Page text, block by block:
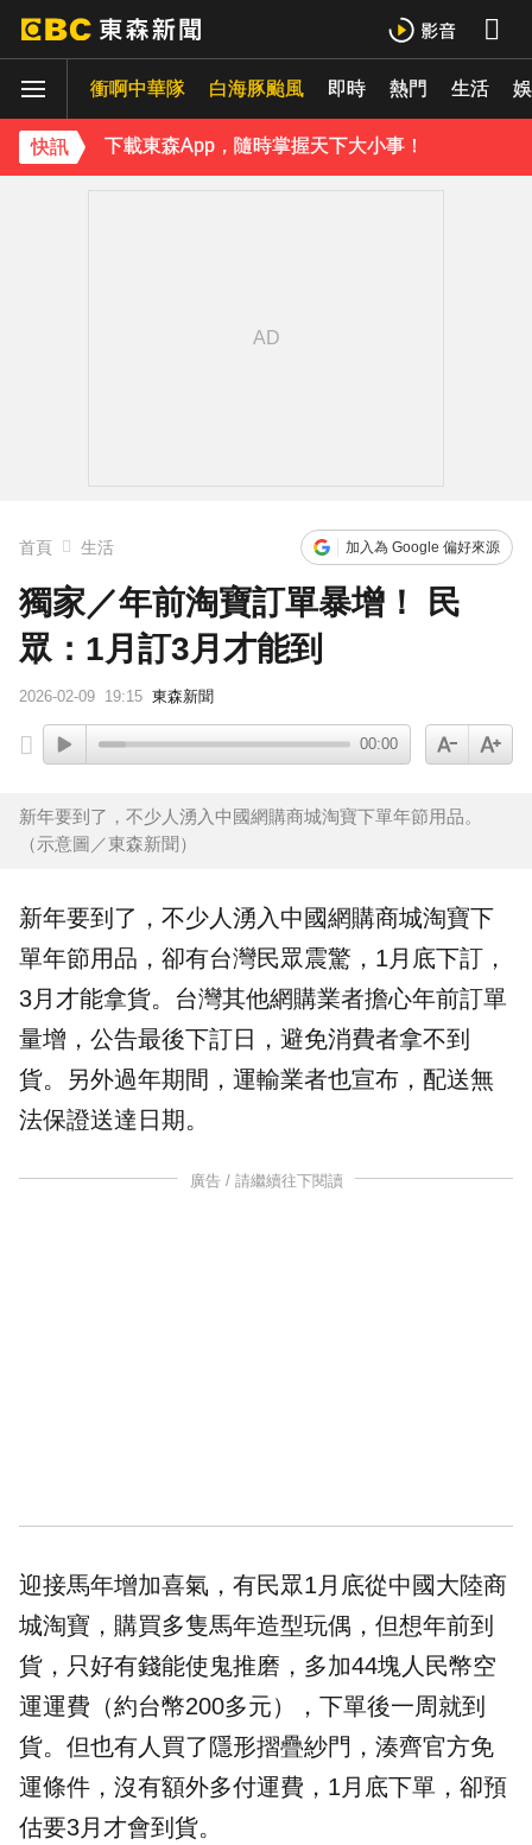
衝啊中華隊 白海豚颱風 即時 熱門 生活
快訊
下載東森App，隨時掌握天下大小事！
《理財達人秀》X 安聯投信免費講座報名中！搶先卡位 2027
下載東森App，隨時掌握天下大小事！
首頁 生活 加入為 Google 偏好來源
獨家／年前淘寶訂單暴增！ 民
眾：1月訂3月才能到
2026-02-09 19:15 東森新聞
00:00
新年要到了，不少人湧入中國網購商城淘寶下單年節用品。
（示意圖／東森新聞）
新年要到了，不少人湧入中國網購商城淘寶下
單年節用品，卻有台灣民眾震驚，1月底下訂，
3月才能拿貨。台灣其他網購業者擔心年前訂單
量增，公告最後下訂日，避免消費者拿不到
貨。另外過年期間，運輸業者也宣布，配送無
法保證送達日期。
廣告 / 請繼續往下閱讀
迎接馬年增加喜氣，有民眾1月底從中國大陸商
城淘寶，購買多隻馬年造型玩偶，但想年前到
貨，只好有錢能使鬼推磨，多加44塊人民幣空
運運費（約台幣200多元），下單後一周就到
貨。但也有人買了隱形摺疊紗門，湊齊官方免
運條件，沒有額外多付運費，1月底下單，卻預
估要3月才會到貨。